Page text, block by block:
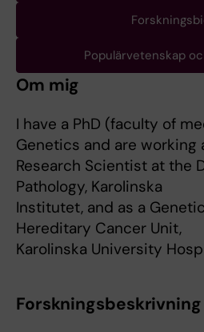
Populärvetenskap
Om mig
I have a PhD (faculty of
Genetics and are working
Research Scientist at the
Pathology, Karolinska
Institutet, and as a
Hereditary Cancer Unit,
Karolinska University
Forskningsbeskrivning